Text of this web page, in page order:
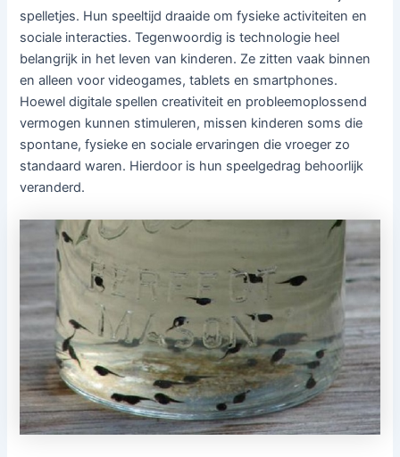
spelletjes. Hun speeltijd draaide om fysieke activiteiten en
sociale interacties. Tegenwoordig is technologie heel
belangrijk in het leven van kinderen. Ze zitten vaak binnen
en alleen voor videogames, tablets en smartphones.
Hoewel digitale spellen creativiteit en probleemoplossend
vermogen kunnen stimuleren, missen kinderen soms die
spontane, fysieke en sociale ervaringen die vroeger zo
standaard waren. Hierdoor is hun speelgedrag behoorlijk
veranderd.